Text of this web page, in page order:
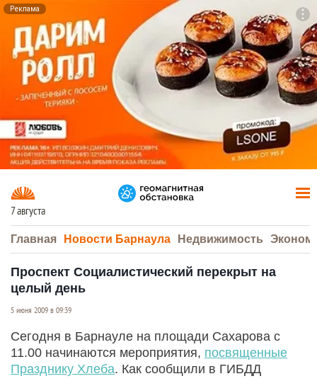
Реклама
7 августа
Главная Новости Барнаула Недвижимость
Проспект Социалистический перекрыт на
целый день
5 июня 2009 в 09:39
Сегодня в Барнауле на площади Сахарова с
11.00 начинаются мероприятия, посвященные
Празднику Хлеба. Как сообщили в ГИБДД